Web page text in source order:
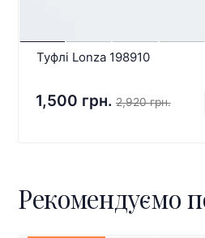
Туфлі Lonza 198910
1,500 грн. 2,920 грн.
Рекомендуємо